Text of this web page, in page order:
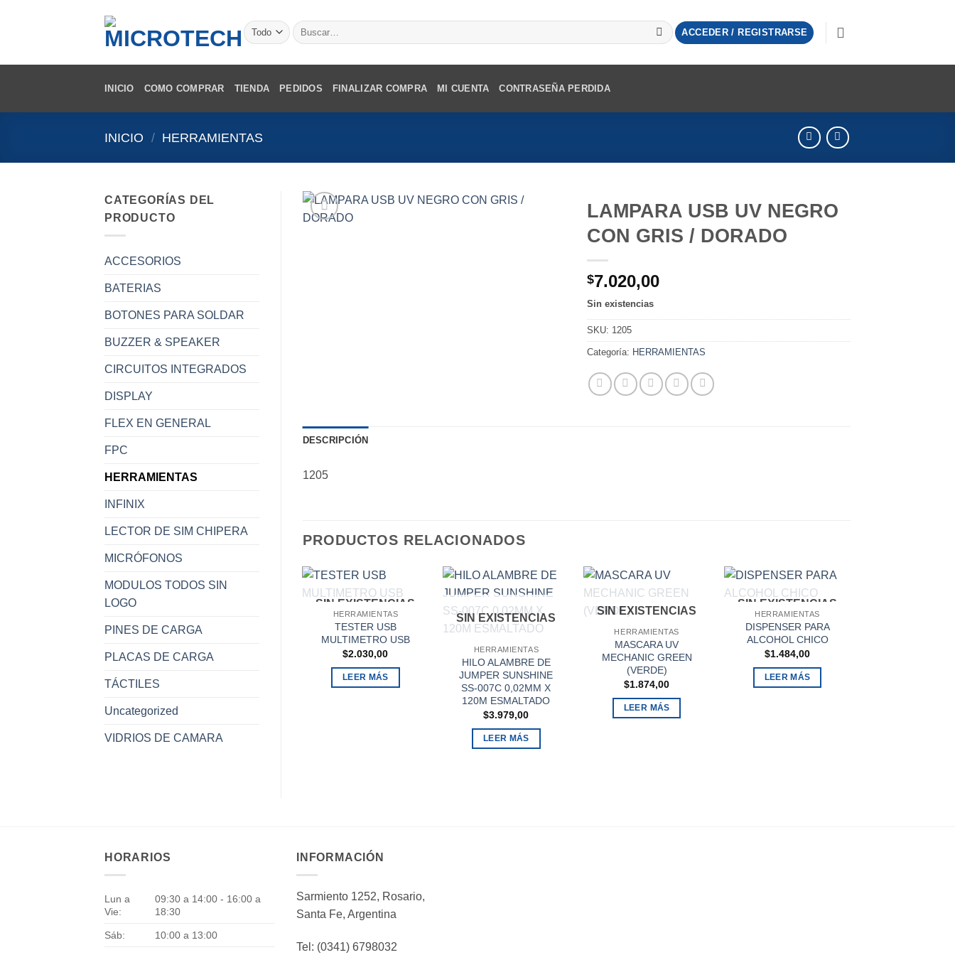
Buscar
por:
ACCEDER / REGISTRARSE
INICIO COMO COMPRAR TIENDA PEDIDOS FINALIZAR COMPRA MI CUENTA CONTRASEÑA PERDIDA
INICIO / HERRAMIENTAS
CATEGORÍAS DEL
PRODUCTO
ACCESORIOS
BATERIAS
BOTONES PARA SOLDAR
BUZZER & SPEAKER
CIRCUITOS INTEGRADOS
DISPLAY
FLEX EN GENERAL
FPC
HERRAMIENTAS
INFINIX
LECTOR DE SIM CHIPERA
MICRÓFONOS
MODULOS TODOS SIN
LOGO
PINES DE CARGA
PLACAS DE CARGA
TÁCTILES
Uncategorized
VIDRIOS DE CAMARA
LAMPARA USB UV NEGRO
CON GRIS / DORADO
$7.020,00
Sin existencias
SKU: 1205
Categoría: HERRAMIENTAS
DESCRIPCIÓN
1205
PRODUCTOS RELACIONADOS
SIN EXISTENCIAS
HERRAMIENTAS
TESTER USB
MULTIMETRO USB
$2.030,00
LEER MÁS
SIN EXISTENCIAS
HERRAMIENTAS
HILO ALAMBRE DE
JUMPER SUNSHINE
SS-007C 0,02MM X
120M ESMALTADO
$3.979,00
LEER MÁS
SIN EXISTENCIAS
HERRAMIENTAS
MASCARA UV
MECHANIC GREEN
(VERDE)
$1.874,00
LEER MÁS
SIN EXISTENCIAS
HERRAMIENTAS
DISPENSER PARA
ALCOHOL CHICO
$1.484,00
LEER MÁS
HORARIOS
Lun a
Vie:
09:30 a 14:00 - 16:00 a
18:30
Sáb: 10:00 a 13:00
INFORMACIÓN
Sarmiento 1252, Rosario,
Santa Fe, Argentina
Tel: (0341) 6798032